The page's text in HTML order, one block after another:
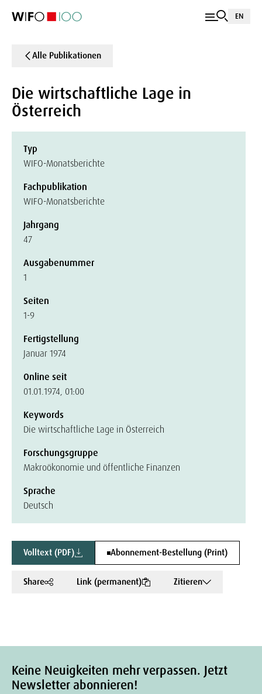
EN
Alle Publikationen
Die wirtschaftliche Lage in
Österreich
Typ
WIFO-Monatsberichte
Fachpublikation
WIFO-Monatsberichte
Jahrgang
47
Ausgabenummer
1
Seiten
1-9
Fertigstellung
Januar 1974
Online seit
01.01.1974, 01:00
Keywords
Die wirtschaftliche Lage in Österreich
Forschungsgruppe
Makroökonomie und öffentliche Finanzen
Sprache
Deutsch
Volltext (PDF) Abonnement-Bestellung (Print)
Share Link (permanent) Zitieren
Keine Neuigkeiten mehr verpassen. Jetzt
Newsletter abonnieren!